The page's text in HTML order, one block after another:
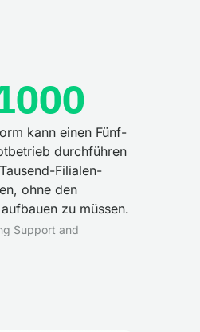
kann einen Fünf-
durchführen
Filialen-
ohne den
zu müssen.
Support and